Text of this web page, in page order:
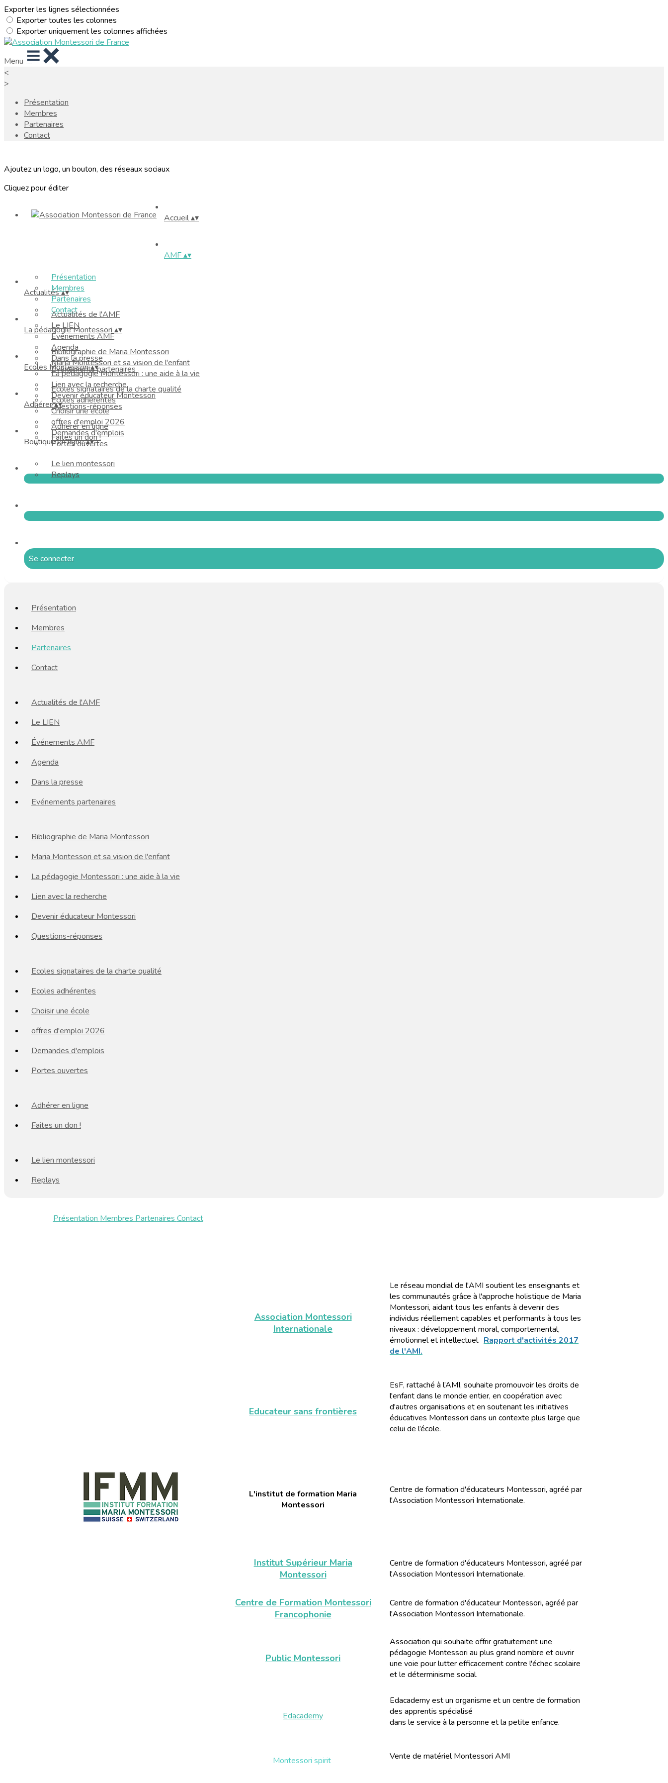
Exporter les lignes sélectionnées
Exporter toutes les colonnes
Exporter uniquement les colonnes affichées
Menu
<
>
Présentation
Membres
Partenaires
Contact
Ajoutez un logo, un bouton, des réseaux sociaux
Cliquez pour éditer
Accueil▴▾
AMF▴▾
Présentation
Membres
Partenaires
Contact
Actualités▴▾
Actualités de l'AMF
Le LIEN
Événements AMF
Agenda
Dans la presse
Evénements partenaires
La pédagogie Montessori ▴▾
Bibliographie de Maria Montessori
Maria Montessori et sa vision de l'enfant
La pédagogie Montessori : une aide à la vie
Lien avec la recherche
Devenir éducateur Montessori
Questions-réponses
Ecoles Montessori▴▾
Ecoles signataires de la charte qualité
Ecoles adhérentes
Choisir une école
offres d'emploi 2026
Demandes d'emplois
Portes ouvertes
Adhérer▴▾
Adhérer en ligne
Faites un don !
Boutique en ligne▴▾
Le lien montessori
Replays
Se connecter
Présentation
Membres
Partenaires
Contact
Actualités de l'AMF
Le LIEN
Événements AMF
Agenda
Dans la presse
Evénements partenaires
Bibliographie de Maria Montessori
Maria Montessori et sa vision de l'enfant
La pédagogie Montessori : une aide à la vie
Lien avec la recherche
Devenir éducateur Montessori
Questions-réponses
Ecoles signataires de la charte qualité
Ecoles adhérentes
Choisir une école
offres d'emploi 2026
Demandes d'emplois
Portes ouvertes
Adhérer en ligne
Faites un don !
Le lien montessori
Replays
Présentation Membres Partenaires Contact
Association Montessori
Internationale
Le réseau mondial de l'AMI soutient les enseignants et
les communautés grâce à l'approche holistique de Maria
Montessori, aidant tous les enfants à devenir des
individus réellement capables et performants à tous les
niveaux : développement moral, comportemental,
émotionnel et intellectuel. Rapport d'activités 2017
de l'AMI.
Educateur sans frontières
EsF, rattaché à l’AMI, souhaite promouvoir les droits de
l'enfant dans le monde entier, en coopération avec
d'autres organisations et en soutenant les initiatives
éducatives Montessori dans un contexte plus large que
celui de l’école.
L'institut de formation Maria
Montessori
Centre de formation d'éducateurs Montessori, agréé par
l'Association Montessori Internationale.
Institut Supérieur Maria
Montessori
Centre de formation d'éducateurs Montessori, agréé par
l'Association Montessori Internationale.
Centre de Formation Montessori
Francophonie
Centre de formation d'éducateur Montessori, agréé par
l'Association Montessori Internationale.
Public Montessori
Association qui souhaite offrir gratuitement une
pédagogie Montessori au plus grand nombre et ouvrir
une voie pour lutter efficacement contre l'échec scolaire
et le déterminisme social.
Edacademy
Edacademy est un organisme et un centre de formation
des apprentis spécialisé
dans le service à la personne et la petite enfance.
Montessori spirit Vente de matériel Montessori AMI